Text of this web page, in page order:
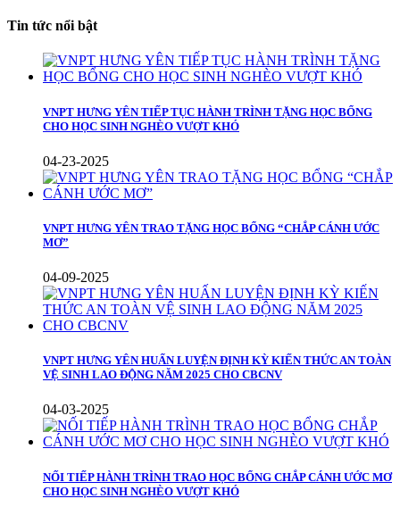
Tin tức nổi bật
VNPT HƯNG YÊN TIẾP TỤC HÀNH TRÌNH TẶNG HỌC BỔNG
CHO HỌC SINH NGHÈO VƯỢT KHÓ
04-23-2025
VNPT HƯNG YÊN TRAO TẶNG HỌC BỔNG “CHẮP CÁNH ƯỚC
MƠ”
04-09-2025
VNPT HƯNG YÊN HUẤN LUYỆN ĐỊNH KỲ KIẾN THỨC AN TOÀN
VỆ SINH LAO ĐỘNG NĂM 2025 CHO CBCNV
04-03-2025
NỐI TIẾP HÀNH TRÌNH TRAO HỌC BỔNG CHẮP CÁNH ƯỚC MƠ
CHO HỌC SINH NGHÈO VƯỢT KHÓ